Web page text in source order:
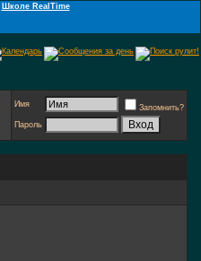
Школе RealTime
Имя
Запомнить?
Пароль